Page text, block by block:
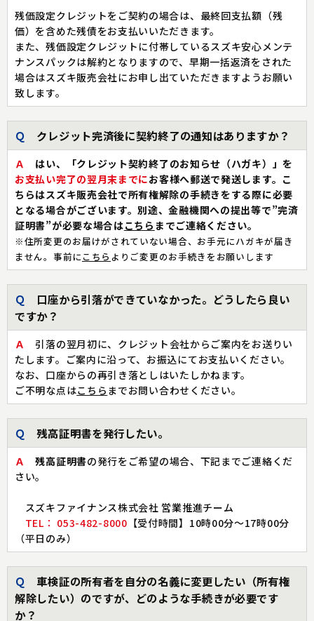
残価設定クレジットをご契約の場合は、最終回支払額（残
価）を含めた残債をお支払いいただきます。
また、残価設定クレジットに付帯しているスズキ安心メンテ
ナンスパックは解約となりますので、早期一括返済をされた
場合はスズキ販売会社にお申し出ていただきますようお願い
致します。
Ｑ クレジット完済後に契約終了の通知はありますか？
Ａ
はい、「クレジット契約終了のお知らせ（ハガキ）」を
お支払い完了の翌月末までにお客様へ郵送で発送します。こ
ちらはスズキ販売会社で所有権解除の手続きをする際に必要
となる場合がございます。別途、金融機関への提出等で”完済
証明書”が必要な場合はこちら までご連絡ください。
※住所変更のお届けがされていない場合、お手元にハガキが届き
ません。事前に こちら よりご変更のお手続きをお願いします
Ｑ
口座から引落ができていなかった。どうしたら良い
ですか？
Ａ
引落の翌月初に、クレジット会社からご案内をお送りい
たします。ご案内に沿って、お振込にてお支払いください。
なお、口座からの再引き落としはいたしかねます。
ご不明な点はこちら までお問い合わせください。
Ｑ 残高証明書を発行したい。
Ａ 残高証明書の発行をご希望の場合、下記までご連絡くだ
さい。
スズキファイナンス株式会社 営業推進チーム
TEL： 053-482-8000 【受付時間】10時00分～17時00分
（平日のみ）
Ｑ
車検証の所有者を自分の名義に変更したい（所有権
解除したい）のですが、どのような手続きが必要です
か？